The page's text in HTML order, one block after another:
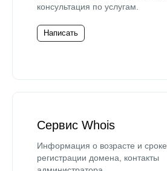
консультация по услугам.
Написать
Сервис Whois
Информация о возрасте и сроке
регистрации домена, контакты